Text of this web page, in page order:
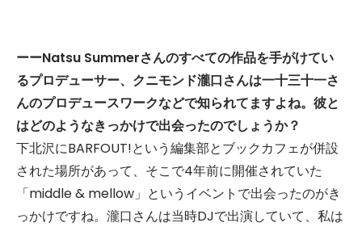
ーーNatsu Summerさんのすべての作品を手がけてい
るプロデューサー、クニモンド瀧口さんは一十三十一さ
んのプロデュースワークなどで知られてますよね。彼と
はどのようなきっかけで出会ったのでしょうか？
下北沢にBARFOUT!という編集部とブックカフェが併設
された場所があって、そこで4年前に開催されていた
「middle & mellow」というイベントで出会ったのがき
っかけですね。瀧口さんは当時DJで出演していて、私は